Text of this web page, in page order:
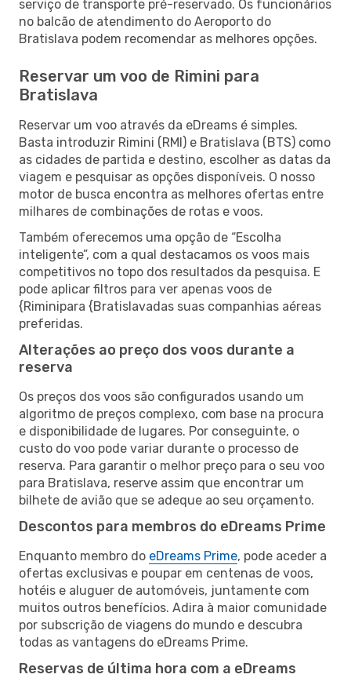
serviço de transporte pré-reservado. Os funcionários
no balcão de atendimento do Aeroporto do
Bratislava podem recomendar as melhores opções.
Reservar um voo de Rimini para
Bratislava
Reservar um voo através da eDreams é simples.
Basta introduzir Rimini (RMI) e Bratislava (BTS) como
as cidades de partida e destino, escolher as datas da
viagem e pesquisar as opções disponíveis. O nosso
motor de busca encontra as melhores ofertas entre
milhares de combinações de rotas e voos.
Também oferecemos uma opção de “Escolha
inteligente”, com a qual destacamos os voos mais
competitivos no topo dos resultados da pesquisa. E
pode aplicar filtros para ver apenas voos de
{Riminipara {Bratislavadas suas companhias aéreas
preferidas.
Alterações ao preço dos voos durante a
reserva
Os preços dos voos são configurados usando um
algoritmo de preços complexo, com base na procura
e disponibilidade de lugares. Por conseguinte, o
custo do voo pode variar durante o processo de
reserva. Para garantir o melhor preço para o seu voo
para Bratislava, reserve assim que encontrar um
bilhete de avião que se adeque ao seu orçamento.
Descontos para membros do eDreams Prime
Enquanto membro do eDreams Prime, pode aceder a
ofertas exclusivas e poupar em centenas de voos,
hotéis e aluguer de automóveis, juntamente com
muitos outros benefícios. Adira à maior comunidade
por subscrição de viagens do mundo e descubra
todas as vantagens do eDreams Prime.
Reservas de última hora com a eDreams